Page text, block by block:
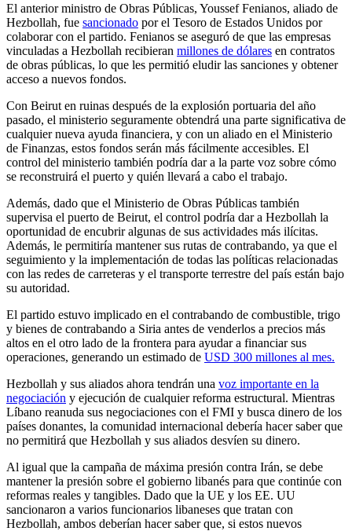
El anterior ministro de Obras Públicas, Youssef Fenianos, aliado de
Hezbollah, fue sancionado por el Tesoro de Estados Unidos por
colaborar con el partido. Fenianos se aseguró de que las empresas
vinculadas a Hezbollah recibieran millones de dólares en contratos
de obras públicas, lo que les permitió eludir las sanciones y obtener
acceso a nuevos fondos.
Con Beirut en ruinas después de la explosión portuaria del año
pasado, el ministerio seguramente obtendrá una parte significativa de
cualquier nueva ayuda financiera, y con un aliado en el Ministerio
de Finanzas, estos fondos serán más fácilmente accesibles. El
control del ministerio también podría dar a la parte voz sobre cómo
se reconstruirá el puerto y quién llevará a cabo el trabajo.
Además, dado que el Ministerio de Obras Públicas también
supervisa el puerto de Beirut, el control podría dar a Hezbollah la
oportunidad de encubrir algunas de sus actividades más ilícitas.
Además, le permitiría mantener sus rutas de contrabando, ya que el
seguimiento y la implementación de todas las políticas relacionadas
con las redes de carreteras y el transporte terrestre del país están bajo
su autoridad.
El partido estuvo implicado en el contrabando de combustible, trigo
y bienes de contrabando a Siria antes de venderlos a precios más
altos en el otro lado de la frontera para ayudar a financiar sus
operaciones, generando un estimado de USD 300 millones al mes.
Hezbollah y sus aliados ahora tendrán una voz importante en la
negociación y ejecución de cualquier reforma estructural. Mientras
Líbano reanuda sus negociaciones con el FMI y busca dinero de los
países donantes, la comunidad internacional debería hacer saber que
no permitirá que Hezbollah y sus aliados desvíen su dinero.
Al igual que la campaña de máxima presión contra Irán, se debe
mantener la presión sobre el gobierno libanés para que continúe con
reformas reales y tangibles. Dado que la UE y los EE. UU
sancionaron a varios funcionarios libaneses que tratan con
Hezbollah, ambos deberían hacer saber que, si estos nuevos